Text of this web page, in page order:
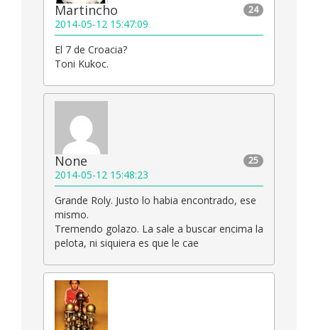
24
Martincho
2014-05-12 15:47:09
El 7 de Croacia?
Toni Kukoc.
25
None
2014-05-12 15:48:23
Grande Roly. Justo lo habia encontrado, ese
mismo.
Tremendo golazo. La sale a buscar encima la
pelota, ni siquiera es que le cae